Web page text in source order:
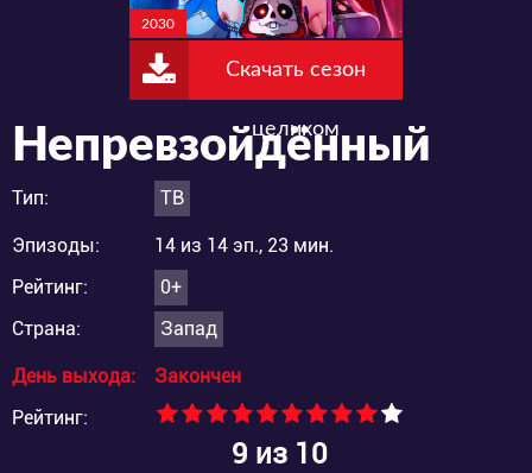
2030
Скачать сезон
целиком
Непревзойдённый
Тип: ТВ
Эпизоды:
14 из 14 эп., 23 мин.
Рейтинг:
0+
Страна:
Запад
День выхода:
Закончен
Рейтинг:
9 из 10